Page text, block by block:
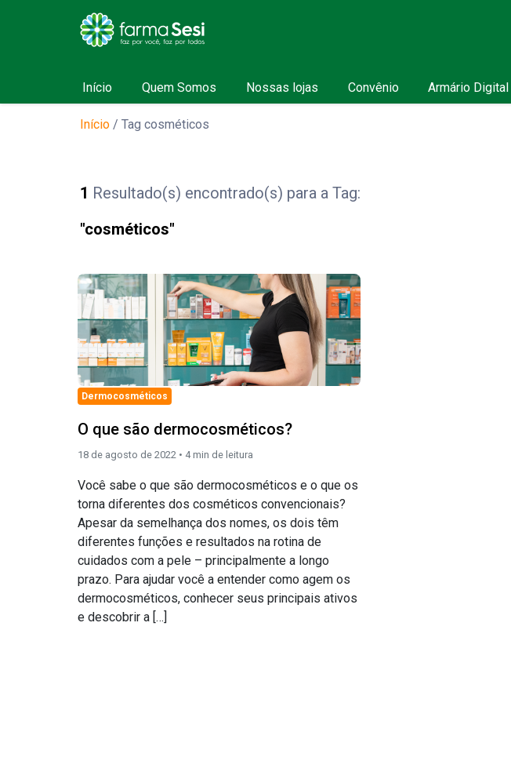
Início Quem Somos Nossas lojas Convênio Armário Digital
Início / Tag cosméticos
1 Resultado(s) encontrado(s) para a Tag:
"cosméticos"
Dermocosméticos
O que são dermocosméticos?
18 de agosto de 2022 • 4 min de leitura
Você sabe o que são dermocosméticos e o que os
torna diferentes dos cosméticos convencionais?
Apesar da semelhança dos nomes, os dois têm
diferentes funções e resultados na rotina de
cuidados com a pele – principalmente a longo
prazo. Para ajudar você a entender como agem os
dermocosméticos, conhecer seus principais ativos
e descobrir a […]